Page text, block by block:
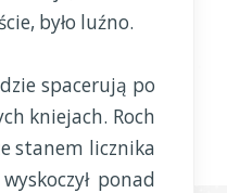
było luźno.
spacerują po
kniejach. Roch
stanem licznika
ponad